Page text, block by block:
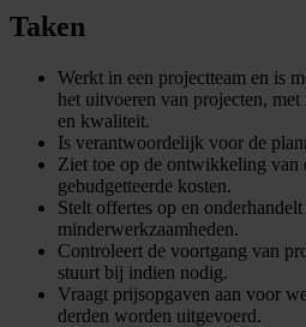
Taken
Werkt in een projectteam en is
het uitvoeren van projecten,
en kwaliteit.
Is verantwoordelijk voor de
Ziet toe op de ontwikkeling van
gebudgetteerde kosten.
Stelt offertes op en
minderwerkzaamheden.
Controleert de voortgang van
stuurt bij indien nodig.
Vraagt prijsopgaven aan voor
derden worden uitgevoerd.